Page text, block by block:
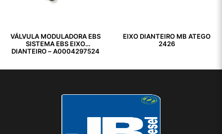
VÁLVULA MODULADORA EBS
SISTEMA EBS EIXO
DIANTEIRO – A0004297524
EIXO DIANTEIRO MB ATEGO
2426